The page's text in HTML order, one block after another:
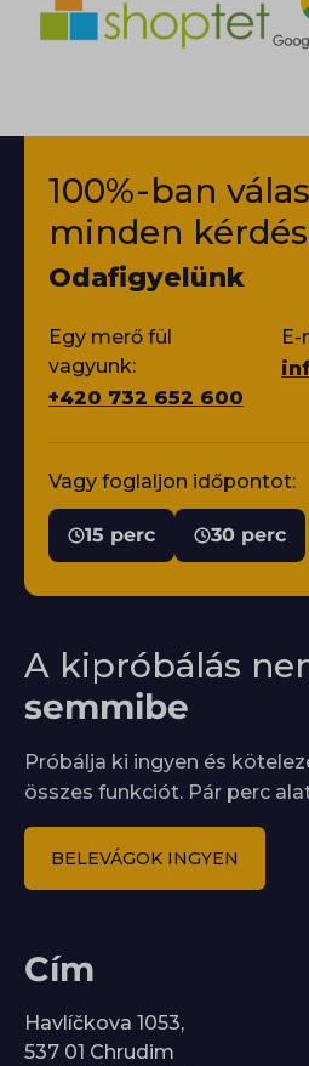
100%-ban
minden
Odafigyelünk
Egy merő fül
vagyunk:
+420 732 652 600
Vagy foglaljon időpontot:
15 perc 30 perc
A kipróbálás
semmibe
Próbálja ki ingyen és
összes funkciót. Pár perc
BELEVÁGOK INGYEN
Cím
Havlíčkova 1053,
537 01 Chrudim